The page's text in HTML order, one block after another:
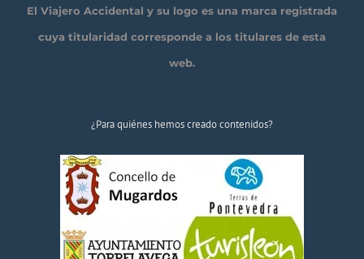
El Viajero Accidental y su logo es una marca registrada
cuya titularidad corresponde a los titulares de esta
web.
¿Para quiénes hemos creado contenidos?